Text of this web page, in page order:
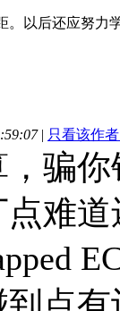
。以后还应努力
| 只看该作
骗你
难